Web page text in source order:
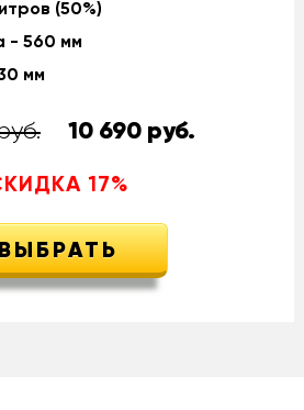
(50%)
- 560 мм
мм
10 690руб.
17%